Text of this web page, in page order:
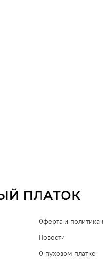
Оферта и политика
Новости
О пуховом платке